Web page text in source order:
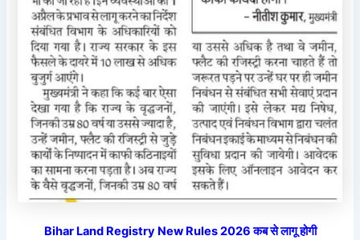
Bihar Land Registry New Rules 2026 कब से लागू होगी